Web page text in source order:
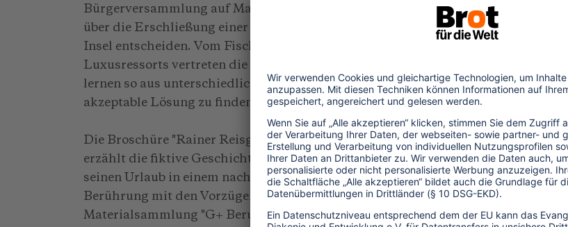
Bürgerversammlung auf Mauritius mit den verschiedenen Interessengruppen
über die Erschließung einer touristischen Destination auf einer vorgelagerten
Insel entscheiden. Vom Fischer über den Ökologen bis hin zum Manager eines
Luxusressorts vertreten die Auszubildenden verschiedene Standpunkte und
lernen so aus unterschiedlicher Sicht zu argumentieren und eine für alle
akzeptable Lösung zu finden.
Die Broschüre "Rainer Reisgern kann auch anders: Nachhaltiger Tourismus"
erzählt die fiktive Geschichte des Reiseverkehrskaufmanns Rainer Reisgern, der
seinen Urlaub in einem nachhaltigen Eco-Ressort verbringt und das erste Mal in
Berührung mit den Vorzügen des nachhaltigen Tourismus kommt. Die
Materialsammlung "G+ Berufe global: Tourismus" bietet einen Überblick über